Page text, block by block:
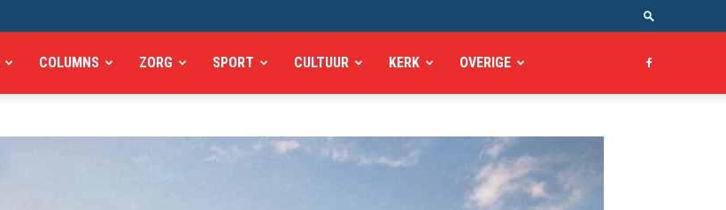
COLUMNS ZORG SPORT CULTUUR KERK OVERIGE